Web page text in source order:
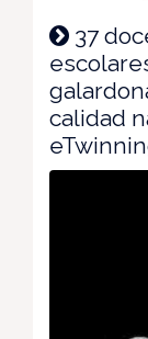
37
calidad